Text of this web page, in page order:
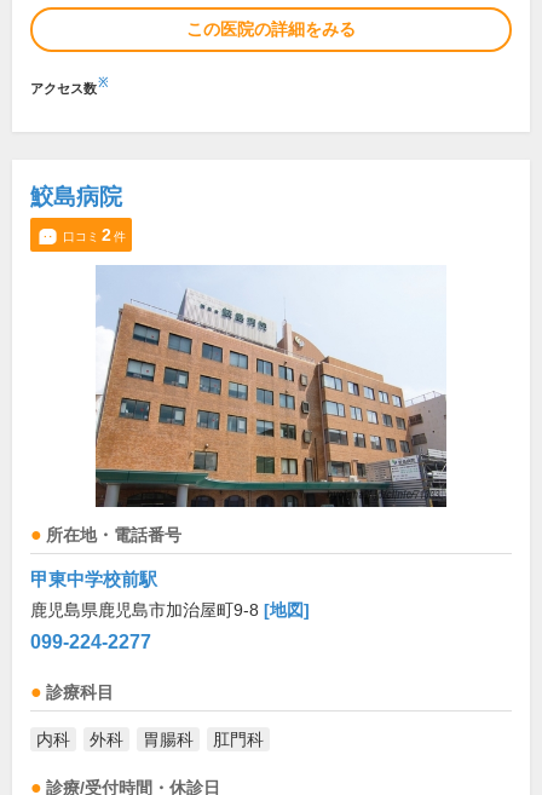
この医院の詳細をみる
アクセス数※
鮫島病院
口コミ 2件
所在地・電話番号
甲東中学校前駅
鹿児島県鹿児島市加治屋町9-8 [地図]
099-224-2277
診療科目
内科 外科 胃腸科 肛門科
診療/受付時間・休診日